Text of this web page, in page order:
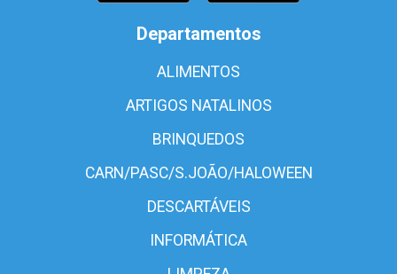
Departamentos
ALIMENTOS
ARTIGOS NATALINOS
BRINQUEDOS
CARN/PASC/S.JOÃO/HALOWEEN
DESCARTÁVEIS
INFORMÁTICA